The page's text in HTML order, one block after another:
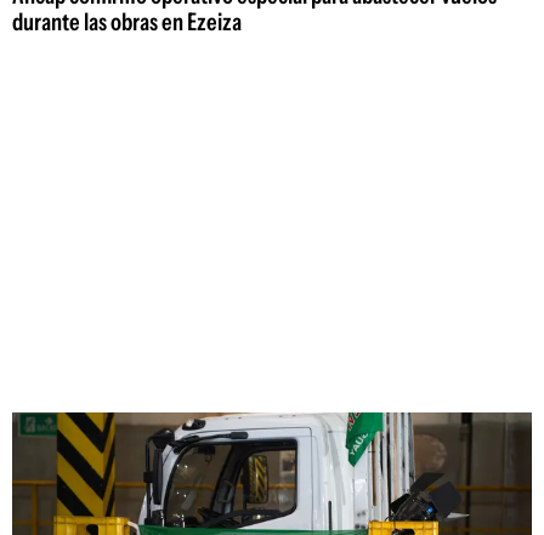
durante las obras en Ezeiza